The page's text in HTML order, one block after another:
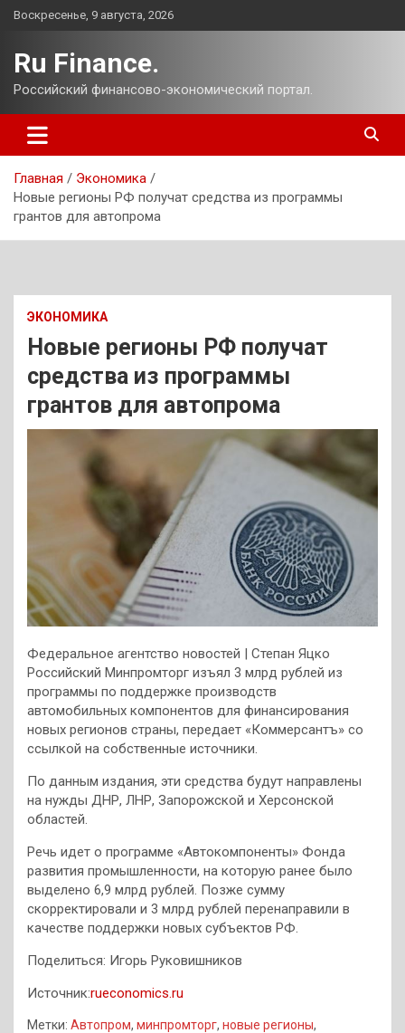
Перейти
Воскресенье, 9 августа, 2026
Ru Finance.
Российский финансово-экономический портал.
Главная
Экономика
Новые регионы РФ получат средства из программы
грантов для автопрома
ЭКОНОМИКА
Новые регионы РФ получат
средства из программы
грантов для автопрома
Федеральное агентство новостей | Cтепан Яцко
Российский Минпромторг изъял 3 млрд рублей из
программы по поддержке производств
автомобильных компонентов для финансирования
новых регионов страны, передает «Коммерсантъ» со
ссылкой на собственные источники.
По данным издания, эти средства будут направлены
на нужды ДНР, ЛНР, Запорожской и Херсонской
областей.
Речь идет о программе «Автокомпоненты» Фонда
развития промышленности, на которую ранее было
выделено 6,9 млрд рублей. Позже сумму
скорректировали и 3 млрд рублей перенаправили в
качестве поддержки новых субъектов РФ.
Поделиться: Игорь Руковишников
Источник:rueconomics.ru
Метки: Автопром, минпромторг, новые регионы,